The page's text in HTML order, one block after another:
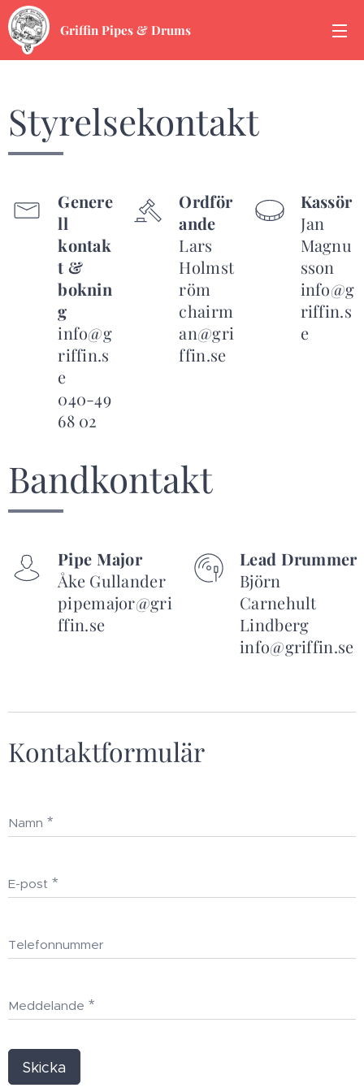
Griffin Pipes & Drums
Styrelsekontakt
Genere
ll
kontak
t &
boknin
g
info@g
riffin.s
e
040-49
68 02
Ordför
ande
Lars
Holmst
röm
chairm
an@gri
ffin.se
Kassör
Jan
Magnu
sson
info@g
riffin.s
e
Bandkontakt
Pipe Major
Åke Gullander
pipemajor@gri
ffin.se
Lead Drummer
Björn
Carnehult
Lindberg
info@griffin.se
Kontaktformulär
Namn
E-post
Telefonnummer
Meddelande
Skicka